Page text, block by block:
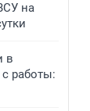
на
в
с работы: